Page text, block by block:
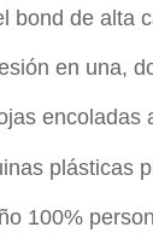
bond de alta
en una,
encoladas
plásticas
100%